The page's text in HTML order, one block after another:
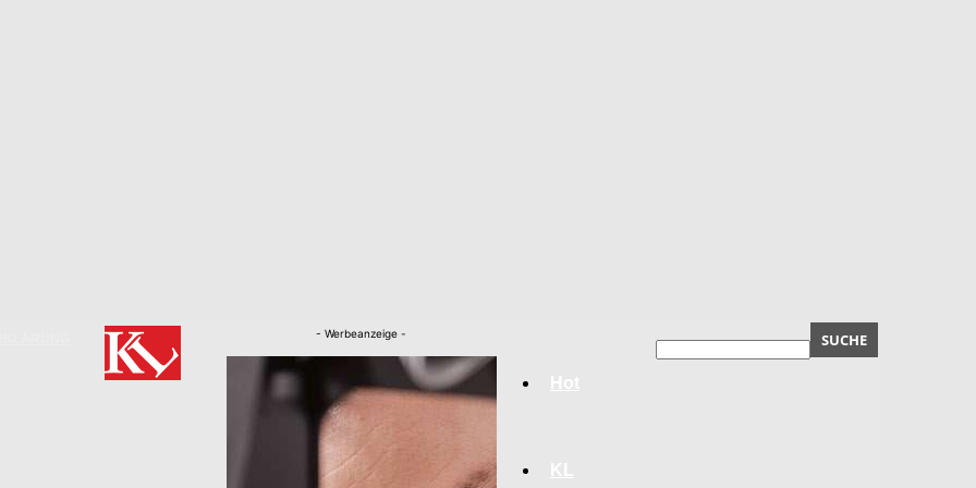
Kaiserslautern
- Werbeanzeige -